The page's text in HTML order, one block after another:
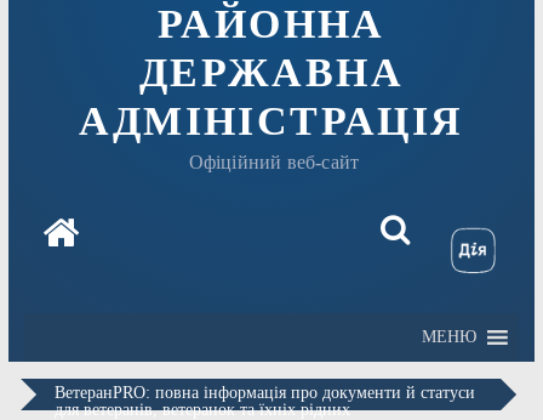
РАЙОННА
ДЕРЖАВНА
АДМІНІСТРАЦІЯ
Офіційний веб-сайт
МЕНЮ
ВетеранPRO: повна інформація про документи й статуси
для ветеранів, ветеранок та їхніх рідних